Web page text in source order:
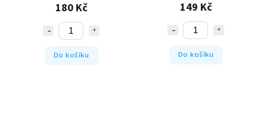
180 Kč
Do košíku
149 Kč
Do košíku